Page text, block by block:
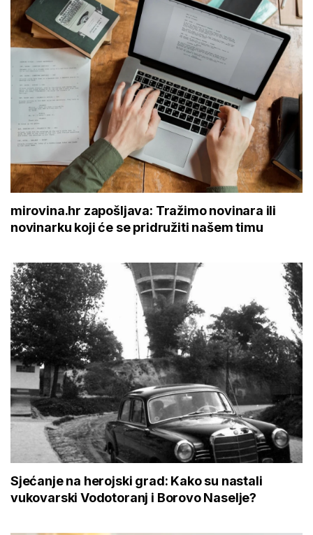
mirovina.hr zapošljava: Tražimo novinara ili
novinarku koji će se pridružiti našem timu
Sjećanje na herojski grad: Kako su nastali
vukovarski Vodotoranj i Borovo Naselje?